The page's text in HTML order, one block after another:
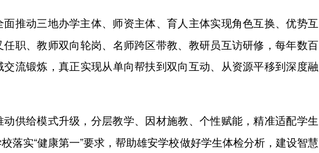
面推动三地办学主体、师资主体、育人主体实现角色互换、优势互
职、教师双向轮岗、名师跨区带教、教研员互访研修，每年数百
流锻炼，真正实现从单向帮扶到双向互动、从资源平移到深度融
动供给模式升级，分层教学、因材施教、个性赋能，精准适配学生
落实“健康第一”要求，帮助雄安学校做好学生体检分析，建设智慧